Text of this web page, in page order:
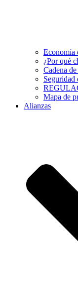
Economía
¿Por qué
Cadena
Mapa de
Alianzas